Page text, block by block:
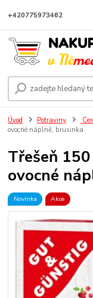
+420775973462
Úvod Potraviny
ovocné náplně, brusinka
Třešeň
ovocné
Novinka Akce